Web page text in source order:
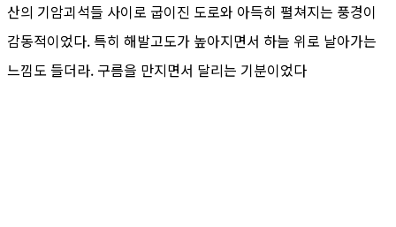
산의 기암괴석들 사이로 굽이진 도로와 아득히 펼쳐지는 풍경이
감동적이었다. 특히 해발고도가 높아지면서 하늘 위로 날아가는
느낌도 들더라. 구름을 만지면서 달리는 기분이었다